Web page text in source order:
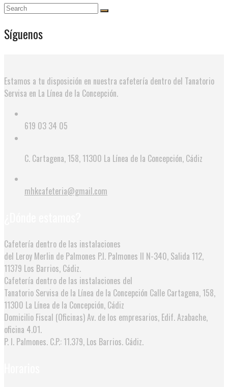
Síguenos
Estamos a tu disposición en nuestra cafetería dentro del Tanatorio
Servisa en La Línea de la Concepción.
619 03 34 05
C. Cartagena, 158, 11300 La Línea de la Concepción, Cádiz
mhkcafeteria@gmail.com
Cafetería dentro de las instalaciones
del Leroy Merlin de Palmones P.I. Palmones II N-340, Salida 112,
11379 Los Barrios, Cádiz.
Cafetería dentro de las instalaciones del
Tanatorio Servisa de la Línea de la Concepción Calle Cartagena, 158,
11300 La Línea de la Concepción, Cádiz
Domicilio Fiscal (Oficinas)Av. de los empresarios, Edif. Azabache,
oficina 4.01.
P. I. Palmones. C.P.: 11.379, Los Barrios. Cádiz.